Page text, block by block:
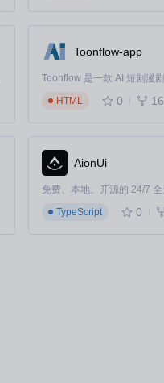
Toonflow-app
HTML
0 16
AionUi
TypeScript
0